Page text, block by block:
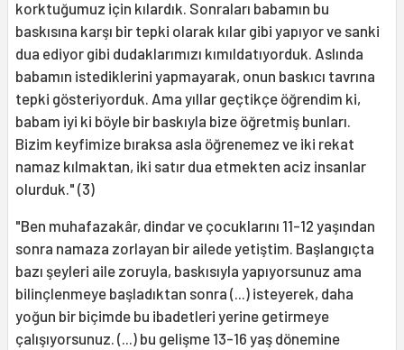
korktuğumuz için kılardık. Sonraları babamın bu
baskısına karşı bir tepki olarak kılar gibi yapıyor ve sanki
dua ediyor gibi dudaklarımızı kımıldatıyorduk. Aslında
babamın istediklerini yapmayarak, onun baskıcı tavrına
tepki gösteriyorduk. Ama yıllar geçtikçe öğrendim ki,
babam iyi ki böyle bir baskıyla bize öğretmiş bunları.
Bizim keyfimize bıraksa asla öğrenemez ve iki rekat
namaz kılmaktan, iki satır dua etmekten aciz insanlar
olurduk." (3)
"Ben muhafazakâr, dindar ve çocuklarını 11-12 yaşından
sonra namaza zorlayan bir ailede yetiştim. Başlangıçta
bazı şeyleri aile zoruyla, baskısıyla yapıyorsunuz ama
bilinçlenmeye başladıktan sonra (...) isteyerek, daha
yoğun bir biçimde bu ibadetleri yerine getirmeye
çalışıyorsunuz. (...) bu gelişme 13-16 yaş dönemine